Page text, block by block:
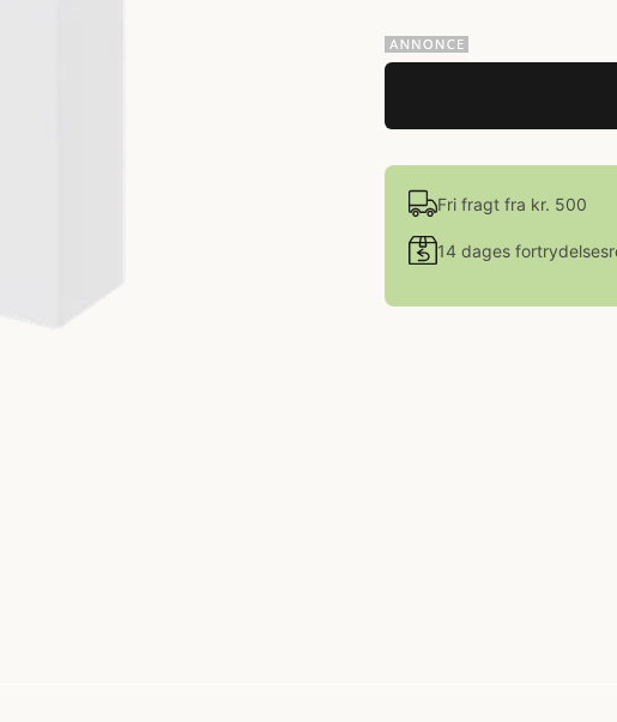
Fri fragt fra kr. 500
14 dages